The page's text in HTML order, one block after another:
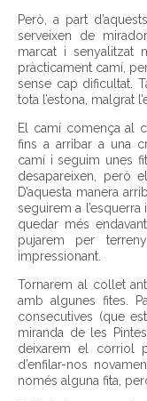
Però, a part
serveixen de
marcat i senyalitzat
pràcticament camí,
sense cap dificultat.
tota l’estona, malgrat
El camí comença al
fins a arribar a una
camí i seguim unes
desapareixen, però
D’aquesta manera
seguirem a
quedar més
pujarem per
impressionant.
Tornarem al collet
amb algunes fites.
consecutives (que
miranda de les
deixarem el corriol
d’enfilar-nos
només alguna fita,